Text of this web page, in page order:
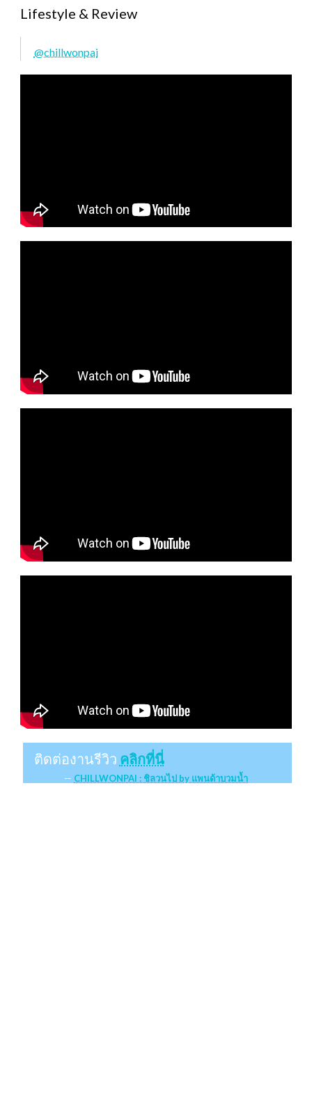
Lifestyle & Review
@chillwonpai
ติดต่องานรีวิว คลิกที่นี่
CHILLWONPAI : ชิลวนไป by แพนด้าบวมน้ำ